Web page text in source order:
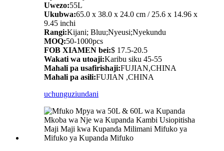
Uwezo:55L
Ukubwa:65.0 x 38.0 x 24.0 cm / 25.6 x 14.96 x
9.45 inchi
Rangi:Kijani; Bluu;Nyeusi;Nyekundu
MOQ:50-1000pcs
FOB XIAMEN bei:$ 17.5-20.5
Wakati wa utoaji:Karibu siku 45-55
Mahali pa usafirishaji:FUJIAN,CHINA
Mahali pa asili:FUJIAN ,CHINA
uchunguziundani